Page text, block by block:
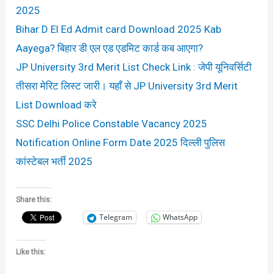
2025
Bihar D El Ed Admit card Download 2025 Kab
Aayega? बिहार डी एल एड एडमिट कार्ड कब आएगा?
JP University 3rd Merit List Check Link : जेपी यूनिवर्सिटी
तीसरा मेरिट लिस्ट जारी। यहाँ से JP University 3rd Merit
List Download करे
SSC Delhi Police Constable Vacancy 2025
Notification Online Form Date 2025 दिल्ली पुलिस
कांस्टेबल भर्ती 2025
Share this:
Telegram WhatsApp
Like this: